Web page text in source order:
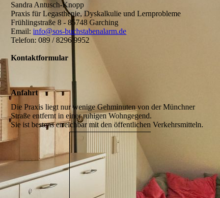
Sandra Antusch-Knopp
Praxis für Legasthenie, Dyskalkulie und Lernprobleme
Frühlingstraße 8 - 85748 Garching
Email:info@sos-buchstabenalarm.de
Telefon: 089 / 8296 9952
Kontaktformular
Anfahrt
Die Praxis liegt nur wenige Gehminuten von der Münchner
Straße entfernt in einer ruhigen Wohngegend.
Sie ist bestens erreichbar mit den öffentlichen Verkehrsmitteln.